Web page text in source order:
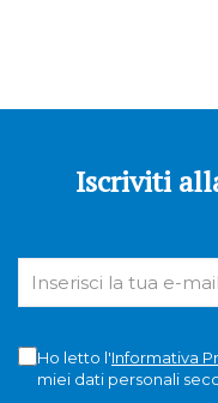
Iscriviti
Ho letto l'Informativa
miei dati personali